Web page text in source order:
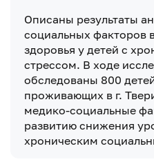
Описаны результаты
социальных факторов
здоровья у детей с
стрессом. В ходе
обследованы 800
проживающих в г.
медико-социальные
развитию снижения
хроническим